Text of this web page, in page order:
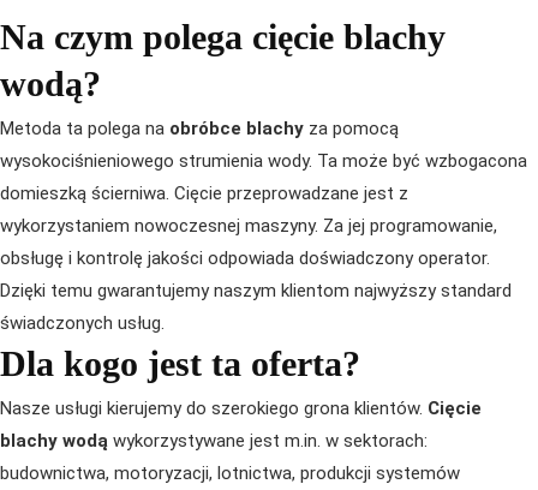
Na czym polega cięcie blachy
wodą?
Metoda ta polega na obróbce blachy za pomocą
wysokociśnieniowego strumienia wody. Ta może być wzbogacona
domieszką ścierniwa. Cięcie przeprowadzane jest z
wykorzystaniem nowoczesnej maszyny. Za jej programowanie,
obsługę i kontrolę jakości odpowiada doświadczony operator.
Dzięki temu gwarantujemy naszym klientom najwyższy standard
świadczonych usług.
Dla kogo jest ta oferta?
Nasze usługi kierujemy do szerokiego grona klientów. Cięcie
blachy wodą wykorzystywane jest m.in. w sektorach:
budownictwa, motoryzacji, lotnictwa, produkcji systemów